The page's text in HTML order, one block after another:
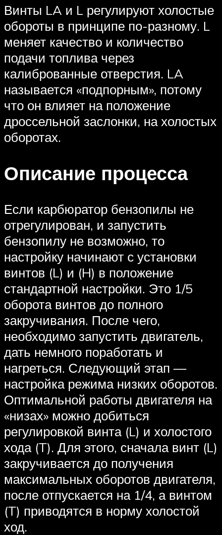
Винты LA и L регулируют холостые
обороты в принципе по-разному. L
меняет качество и количество
подачи топлива через
калиброванные отверстия. LA
называется «подпорным», потому
что он влияет на положение
дроссельной заслонки, на холостых
оборотах.
Описание процесса
Если карбюратор бензопилы не
отрегулирован, и запустить
бензопилу не возможно, то
настройку начинают с установки
винтов (L) и (H) в положение
стандартной настройки. Это 1/5
оборота винтов до полного
закручивания. После чего,
необходимо запустить двигатель,
дать немного поработать и
нагреться. Следующий этап —
настройка режима низких оборотов.
Оптимальной работы двигателя на
«низах» можно добиться
регулировкой винта (L) и холостого
хода (T). Для этого, сначала винт (L)
закручивается до получения
максимальных оборотов двигателя,
после отпускается на 1/4, а винтом
(T) приводятся в норму холостой
ход.